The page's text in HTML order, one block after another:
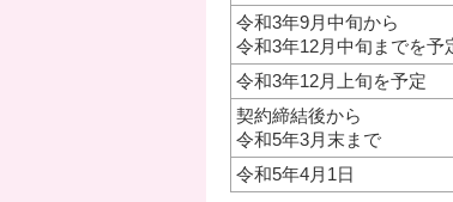
令和3年9月中旬から
令和3年12月中旬までを予
令和3年12月上旬を予定
契約締結後から
令和5年3月末まで
令和5年4月1日